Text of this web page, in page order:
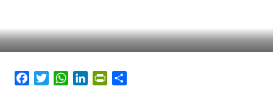
FacebookTwitterWhatsApp
LinkedInPrintFriendly